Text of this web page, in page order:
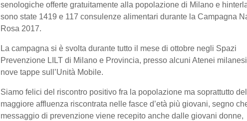
senologiche offerte gratuitamente alla popolazione di Milano e
sono state 1419 e 117 consulenze alimentari durante la Campagna
Rosa 2017.
La campagna si è svolta durante tutto il mese di ottobre negli Spazi
Prevenzione LILT di Milano e Provincia, presso alcuni Atenei
nove tappe sull’Unità Mobile.
Siamo felici del riscontro positivo fra la popolazione ma soprattutto
maggiore affluenza riscontrata nelle fasce d’età più giovani, segno
messaggio di prevenzione viene recepito anche dalle giovani donne,